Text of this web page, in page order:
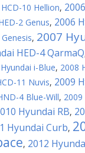
10 Hellion,
2 Genus, 2006
, 2007
HED-4 QarmaQ
i-Blue, 2008
11 Nuvis, 2009
4 Blue-Will,
Hyundai RB,
Hyundai Curb,
, 2012